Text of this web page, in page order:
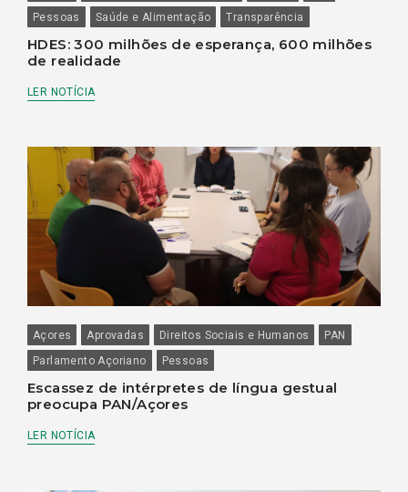
Pessoas Saúde e Alimentação Transparência
HDES: 300 milhões de esperança, 600 milhões
de realidade
LER NOTÍCIA
Açores Aprovadas Direitos Sociais e Humanos
PAN
Parlamento Açoriano
Pessoas
Escassez de intérpretes de língua gestual
preocupa PAN/Açores
LER NOTÍCIA